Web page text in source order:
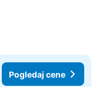
Pogledaj cene